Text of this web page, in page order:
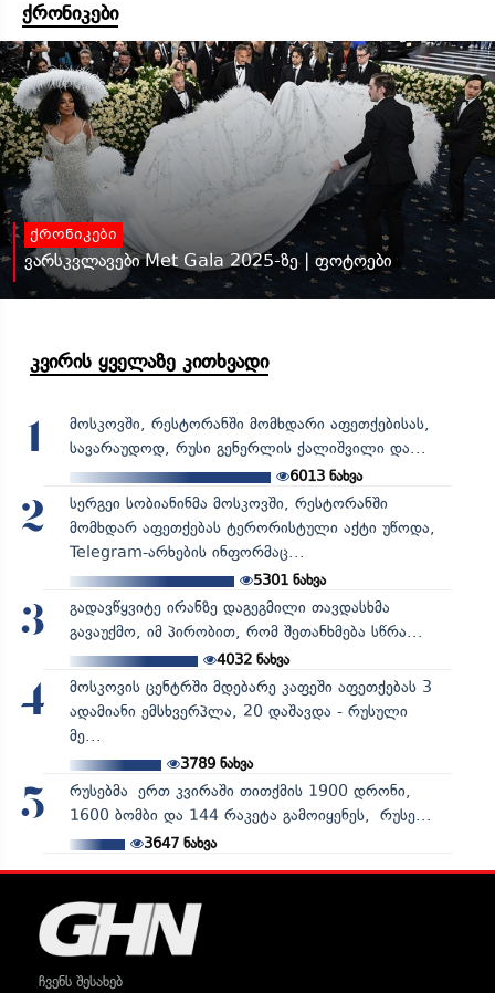
ქრონიკები
ქრონიკები
ვარსკვლავები Met Gala 2025-ზე | ფოტოები
კვირის ყველაზე კითხვადი
1
მოსკოვში, რესტორანში მომხდარი აფეთქებისას,
სავარაუდოდ, რუსი გენერლის ქალიშვილი და...
6013 ნახვა
2
სერგეი სობიანინმა მოსკოვში, რესტორანში
მომხდარ აფეთქებას ტერორისტული აქტი უწოდა,
Telegram-არხების ინფორმაც...
5301ნახვა
3
გადავწყვიტე ირანზე დაგეგმილი თავდასხმა
გავაუქმო, იმ პირობით, რომ შეთანხმება სწრა...
4032ნახვა
4
მოსკოვის ცენტრში მდებარე კაფეში აფეთქებას 3
ადამიანი ემსხვერპლა, 20 დაშავდა - რუსული
მე...
3789ნახვა
5
რუსებმა ერთ კვირაში თითქმის 1900 დრონი,
1600 ბომბი და 144 რაკეტა გამოიყენეს, რუსე...
3647ნახვა
ჩვენს შესახებ